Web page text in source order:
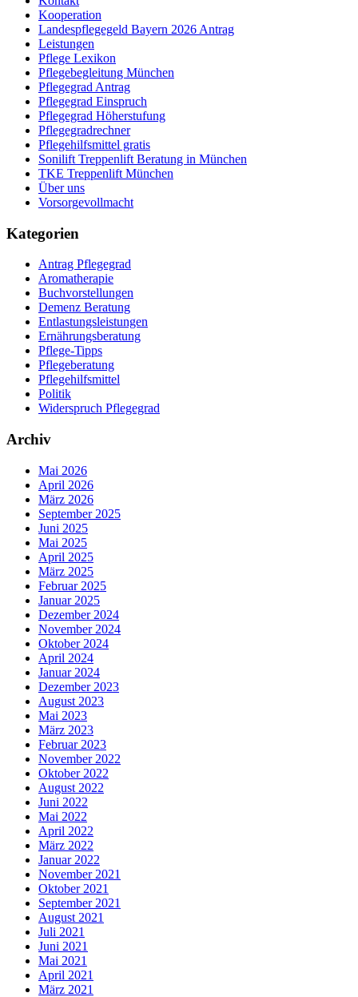
Kooperation
Landespflegegeld Bayern 2026 Antrag
Leistungen
Pflege Lexikon
Pflegebegleitung München
Pflegegrad Antrag
Pflegegrad Einspruch
Pflegegrad Höherstufung
Pflegegradrechner
Pflegehilfsmittel gratis
Sonilift Treppenlift Beratung in München
TKE Treppenlift München
Über uns
Vorsorgevollmacht
Kategorien
Antrag Pflegegrad
Aromatherapie
Buchvorstellungen
Demenz Beratung
Entlastungsleistungen
Ernährungsberatung
Pflege-Tipps
Pflegeberatung
Pflegehilfsmittel
Politik
Widerspruch Pflegegrad
Archiv
Mai 2026
April 2026
März 2026
September 2025
Juni 2025
Mai 2025
April 2025
März 2025
Februar 2025
Januar 2025
Dezember 2024
November 2024
Oktober 2024
April 2024
Januar 2024
Dezember 2023
August 2023
Mai 2023
März 2023
Februar 2023
November 2022
Oktober 2022
August 2022
Juni 2022
Mai 2022
April 2022
März 2022
Januar 2022
November 2021
Oktober 2021
September 2021
August 2021
Juli 2021
Juni 2021
Mai 2021
April 2021
März 2021